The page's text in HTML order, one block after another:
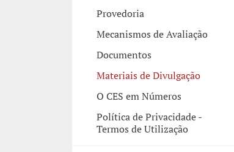
Provedoria
Mecanismos de Avaliação
Documentos
Materiais de Divulgação
O CES em Números
Política de Privacidade -
Termos de Utilização